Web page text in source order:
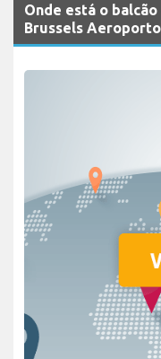
Onde está o
Brussels